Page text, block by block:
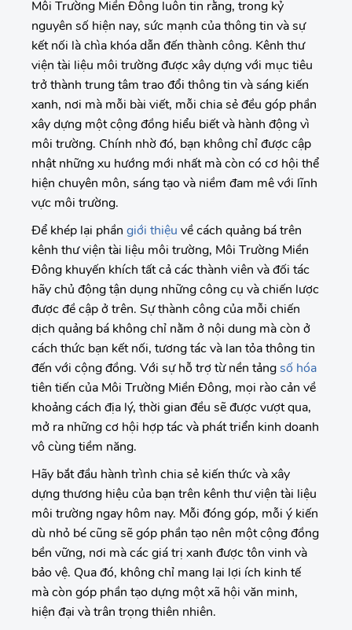
Môi Trường Miền Đông luôn tin rằng, trong kỷ
nguyên số hiện nay, sức mạnh của thông tin và sự
kết nối là chìa khóa dẫn đến thành công. Kênh thư
viện tài liệu môi trường được xây dựng với mục tiêu
trở thành trung tâm trao đổi thông tin và sáng kiến
xanh, nơi mà mỗi bài viết, mỗi chia sẻ đều góp phần
xây dựng một cộng đồng hiểu biết và hành động vì
môi trường. Chính nhờ đó, bạn không chỉ được cập
nhật những xu hướng mới nhất mà còn có cơ hội thể
hiện chuyên môn, sáng tạo và niềm đam mê với lĩnh
vực môi trường.
Để khép lại phần giới thiệu về cách quảng bá trên
kênh thư viện tài liệu môi trường, Môi Trường Miền
Đông khuyến khích tất cả các thành viên và đối tác
hãy chủ động tận dụng những công cụ và chiến lược
được đề cập ở trên. Sự thành công của mỗi chiến
dịch quảng bá không chỉ nằm ở nội dung mà còn ở
cách thức bạn kết nối, tương tác và lan tỏa thông tin
đến với cộng đồng. Với sự hỗ trợ từ nền tảngsố hóa
tiên tiến của Môi Trường Miền Đông, mọi rào cản về
khoảng cách địa lý, thời gian đều sẽ được vượt qua,
mở ra những cơ hội hợp tác và phát triển kinh doanh
vô cùng tiềm năng.
Hãy bắt đầu hành trình chia sẻ kiến thức và xây
dựng thương hiệu của bạn trên kênh thư viện tài liệu
môi trường ngay hôm nay. Mỗi đóng góp, mỗi ý kiến
dù nhỏ bé cũng sẽ góp phần tạo nên một cộng đồng
bền vững, nơi mà các giá trị xanh được tôn vinh và
bảo vệ. Qua đó, không chỉ mang lại lợi ích kinh tế
mà còn góp phần tạo dựng một xã hội văn minh,
hiện đại và trân trọng thiên nhiên.